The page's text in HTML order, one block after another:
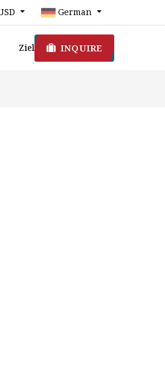
German
Ziel INQUIRE